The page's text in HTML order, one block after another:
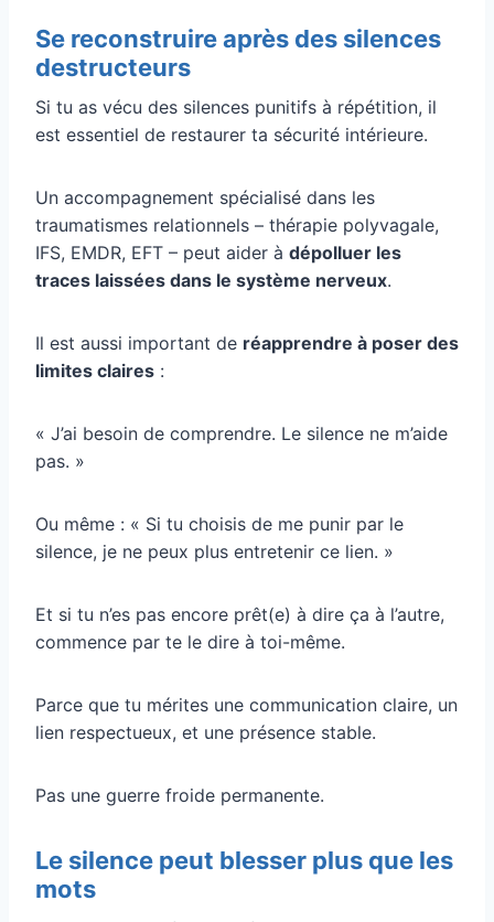
Se reconstruire après des silences
destructeurs
Si tu as vécu des silences punitifs à répétition, il
est essentiel de restaurer ta sécurité intérieure.
Un accompagnement spécialisé dans les
traumatismes relationnels – thérapie polyvagale,
IFS, EMDR, EFT – peut aider à dépolluer les
traces laissées dans le système nerveux.
Il est aussi important de réapprendre à poser des
limites claires :
« J’ai besoin de comprendre. Le silence ne m’aide
pas. »
Ou même : « Si tu choisis de me punir par le
silence, je ne peux plus entretenir ce lien. »
Et si tu n’es pas encore prêt(e) à dire ça à l’autre,
commence par te le dire à toi-même.
Parce que tu mérites une communication claire, un
lien respectueux, et une présence stable.
Pas une guerre froide permanente.
Le silence peut blesser plus que les
mots